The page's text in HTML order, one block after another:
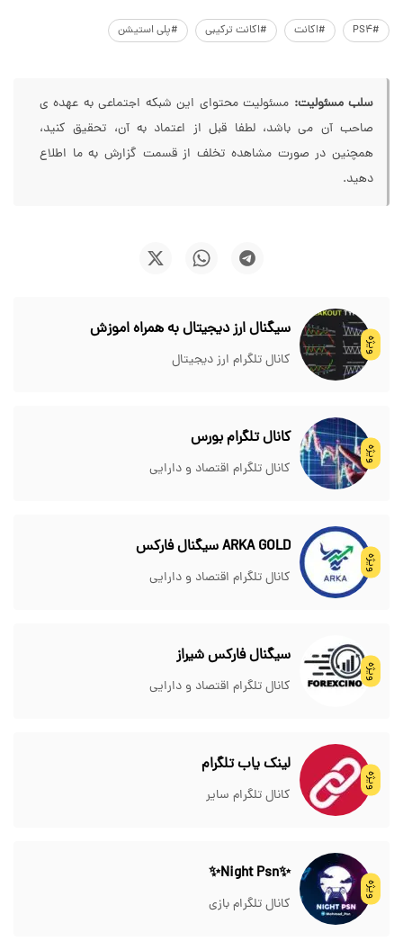
#PS4 #اکانت #اکانت ترکیبی #پلی استیشن
سلب مسئولیت: مسئولیت محتوای این شبکه اجتماعی به عهده ی
صاحب آن می باشد، لطفا قبل از اعتماد به آن، تحقیق کنید،
همچنین در صورت مشاهده تخلف از قسمت گزارش به ما اطلاع
دهید.
ویژه
سیگنال ارز دیجیتال به همراه اموزش
کانال تلگرام ارز دیجیتال
ویژه
کانال تلگرام بورس
کانال تلگرام اقتصاد و دارایی
ویژه
ARKA GOLD سیگنال فارکس
کانال تلگرام اقتصاد و دارایی
ویژه
سیگنال فارکس شیراز
کانال تلگرام اقتصاد و دارایی
ویژه
لینک یاب تلگرام
کانال تلگرام سایر
ویژه
✨Night Psn✨
کانال تلگرام بازی